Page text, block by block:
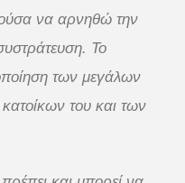
να αρνηθώ την
Το
των μεγάλων
του και των